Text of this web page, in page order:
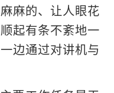
麻的、让人眼花
起有条不紊地一
边通过对讲机与